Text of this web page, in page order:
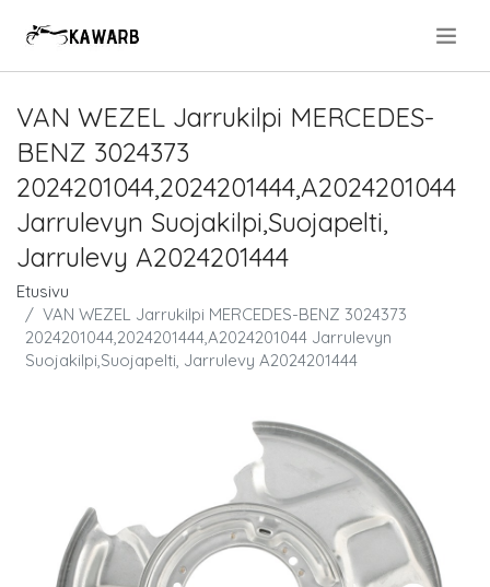
VAN WEZEL Jarrukilpi MERCEDES-
BENZ 3024373
2024201044,2024201444,A2024201044
Jarrulevyn Suojakilpi,Suojapelti,
Jarrulevy A2024201444
Etusivu
VAN WEZEL Jarrukilpi MERCEDES-BENZ 3024373
2024201044,2024201444,A2024201044 Jarrulevyn
Suojakilpi,Suojapelti, Jarrulevy A2024201444